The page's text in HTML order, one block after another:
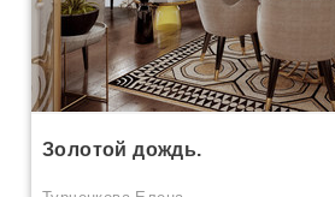
Золотой дождь.